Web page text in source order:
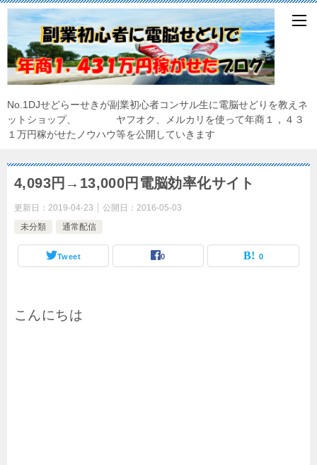
No.1DJせどらーせきが副業初心者コンサル生に電脳せどりを教えネ
ットショップ、 ヤフオク、メルカリを使って年商１，４３
１万円稼がせたノウハウ等を公開していきます
4,093円→13,000円電脳効率化サイト
更新日： 2019-04-23 公開日： 2016-05-03
未分類
通常配信
Tweet 0 0
こんにちは